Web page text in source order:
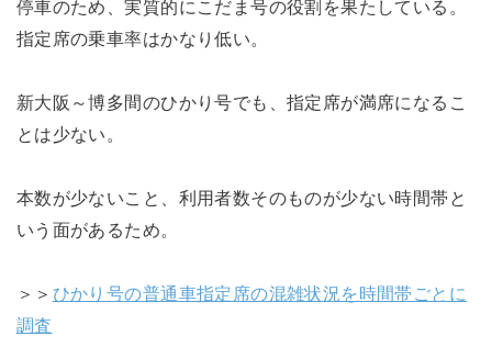
停車のため、実質的にこだま号の役割を果たしている。
指定席の乗車率はかなり低い。
新大阪～博多間のひかり号でも、指定席が満席になるこ
とは少ない。
本数が少ないこと、利用者数そのものが少ない時間帯と
いう面があるため。
＞＞ ひかり号の普通車指定席の混雑状況を時間帯ごとに
調査